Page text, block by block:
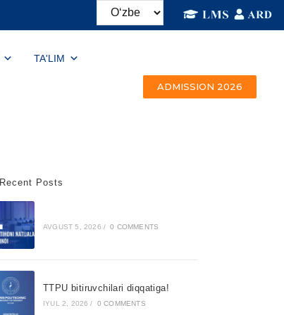
TA'LIM
ADMISSION 2026
Recent Posts
AVGUST 5, 2026 / 0 COMMENTS
TTPU bitiruvchilari diqqatiga!
IYUL 2, 2026 / 0 COMMENTS